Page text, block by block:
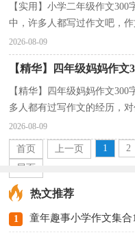
【实用】小学二年级作文
中，许多人都写过作文吧，
和创造性。你知道作文怎样
2026-08-09
【精华】四年级妈妈作文
【精华】四年级妈妈作文
多人都有过写作文的经历，
动，具有高度的综合性和创
2026-08-09
首页 上一页 1 2
尾页
热文推荐
1 童年趣事小学作文集合